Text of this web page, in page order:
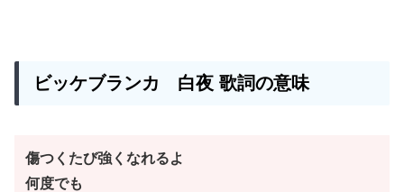
ビッケブランカ 白夜 歌詞の意味
傷つくたび強くなれるよ
何度でも